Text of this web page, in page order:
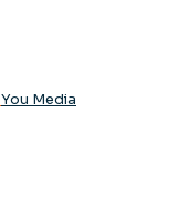
You Media